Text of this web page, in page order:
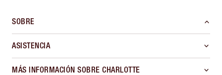
SOBRE
ASISTENCIA
MÁS INFORMACIÓN SOBRE CHARLOTTE